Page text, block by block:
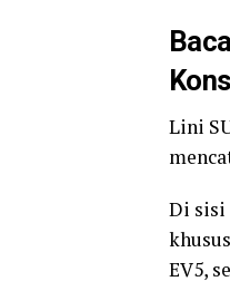
Lini
Di sisi
EV5,